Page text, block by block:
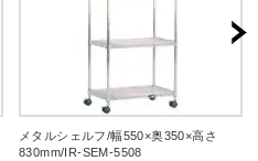
メタルシェルフ/幅550×奥350×高さ
830mm/IR-SEM-5508